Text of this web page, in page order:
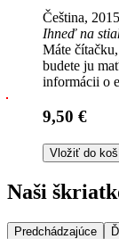
Čeština, 2015
Ihneď na
Máte
budete ju
informácii o
9,50 €
Vložiť do
Naši
Predchádzajúce